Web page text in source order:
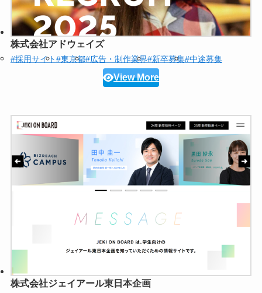
株式会社アドウェイズ
#採用サイト#東京都#広告・制作業界#新卒募集#中途募集
View More
株式会社ジェイアール東日本企画